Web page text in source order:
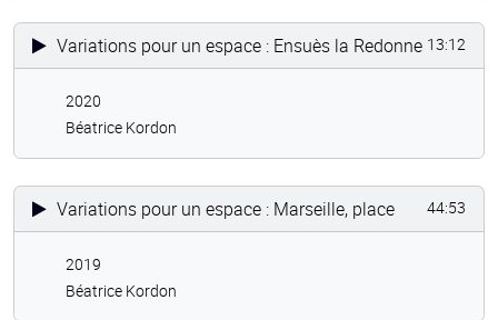
Variations pour un espace : Ensuès la Redonne 13:12
2020
Béatrice Kordon
Variations pour un espace : Marseille, place 44:53
2019
Béatrice Kordon